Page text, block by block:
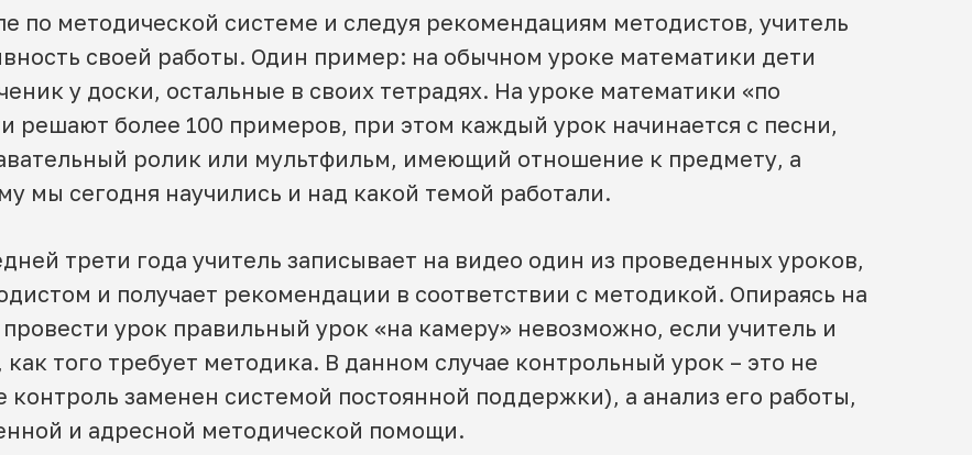
по методической системе и следуя рекомендациям методистов, учитель
своей работы. Один пример: на обычном уроке математики дети
у доски, остальные в своих тетрадях. На уроке математики «по
решают более 100 примеров, при этом каждый урок начинается с песни,
ролик или мультфильм, имеющий отношение к предмету, а
мы сегодня научились и над какой темой работали.
трети года учитель записывает на видео один из проведенных уроков,
и получает рекомендации в соответствии с методикой. Опираясь на
урок правильный урок «на камеру» невозможно, если учитель и
того требует методика. В данном случае контрольный урок – это не
заменен системой постоянной поддержки), а анализ его работы,
и адресной методической помощи.